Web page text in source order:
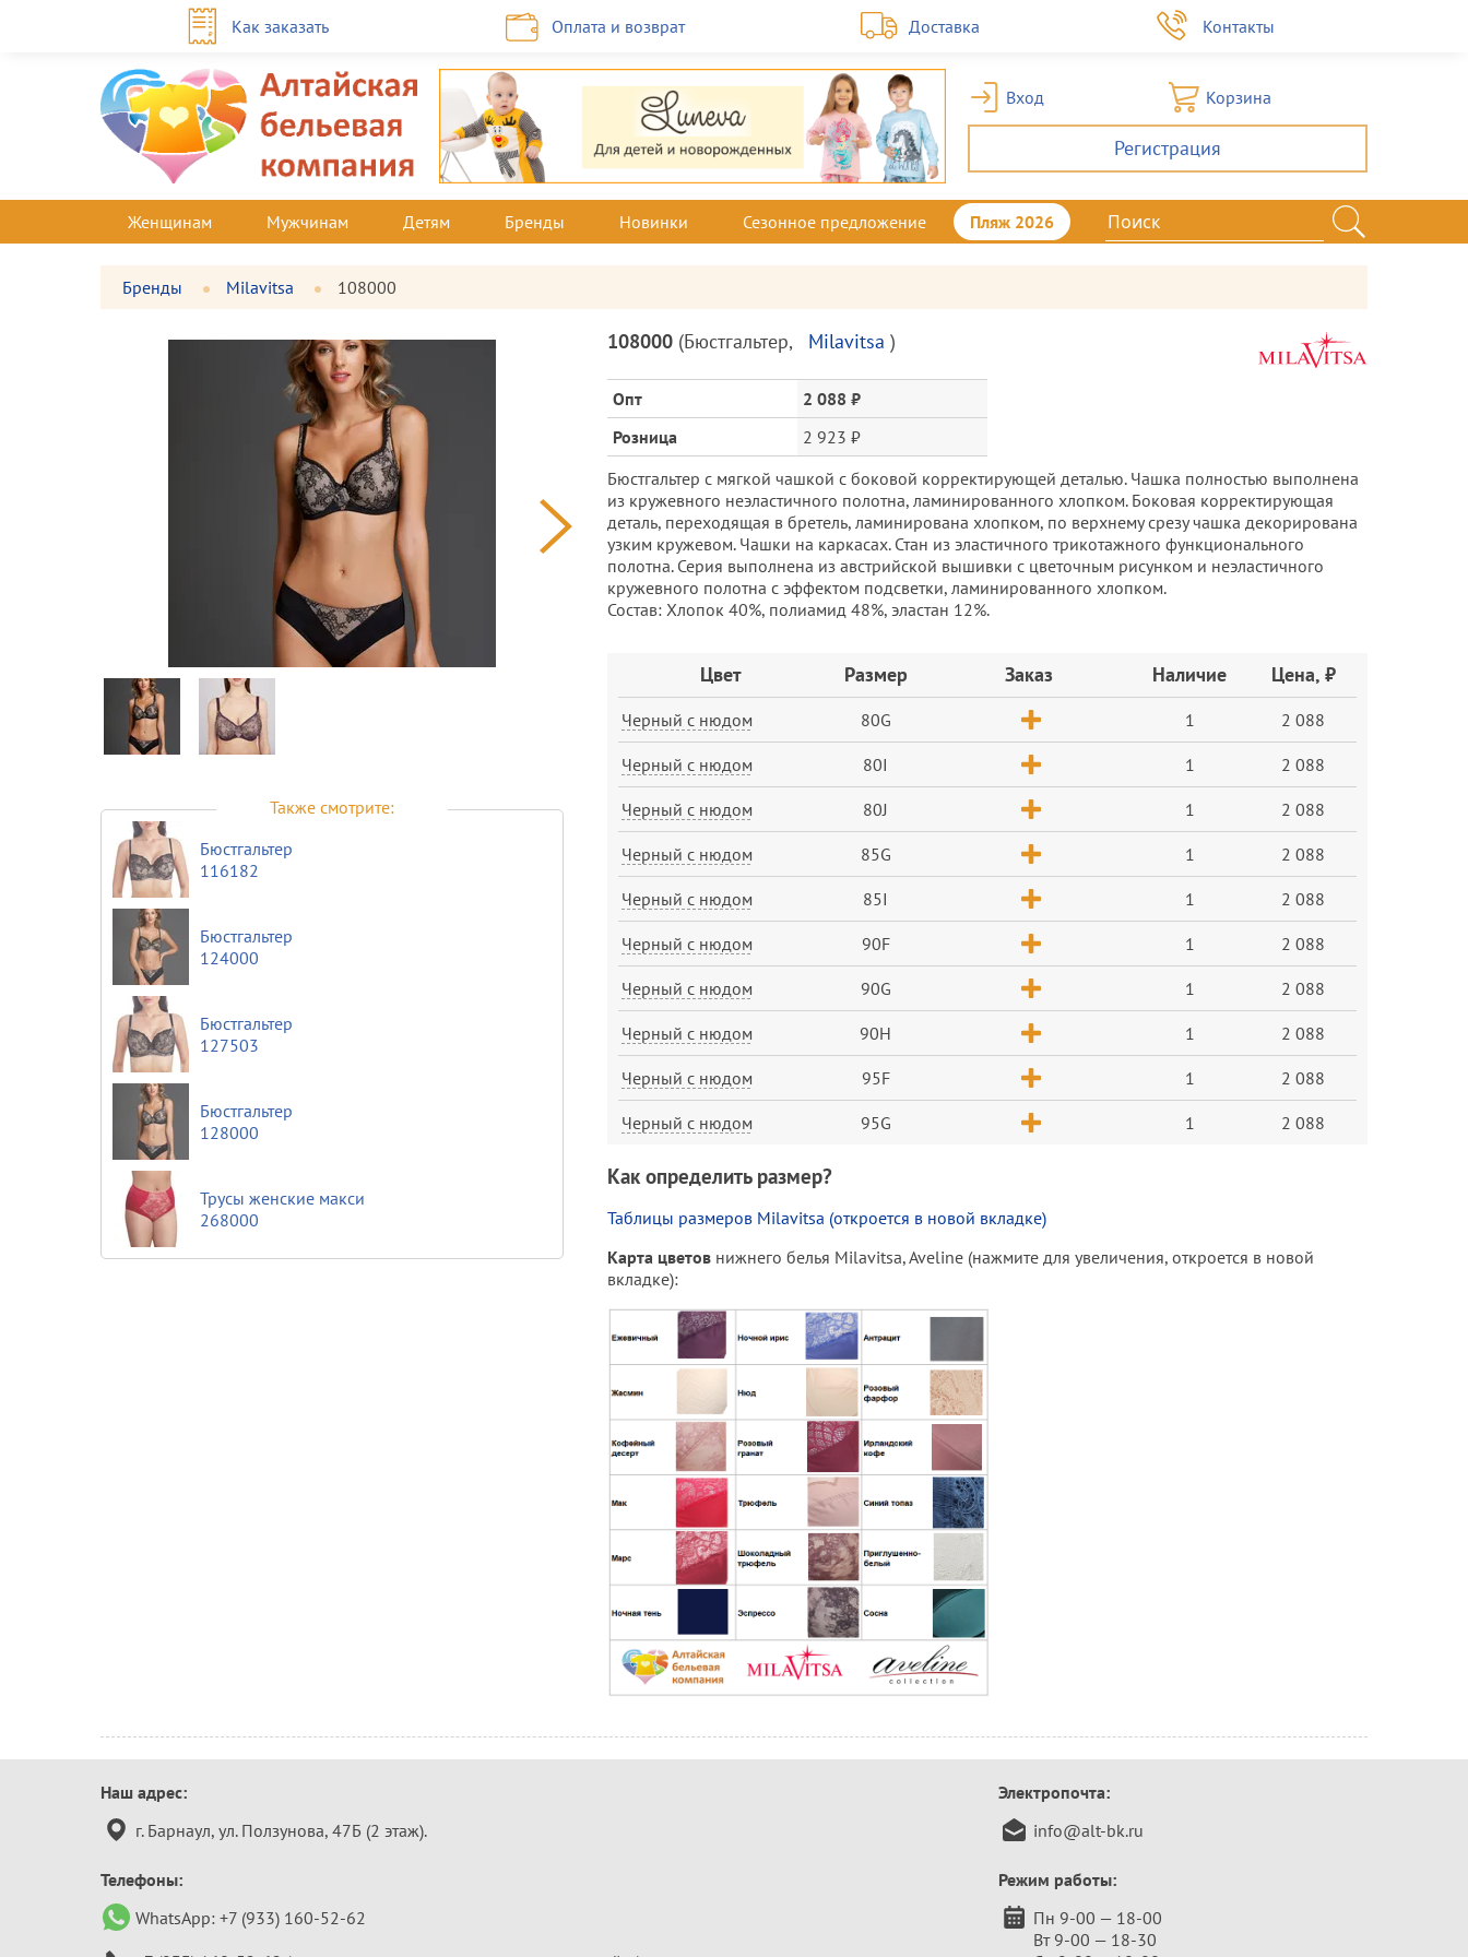
Как заказать Оплата и возврат Доставка Контакты
Вход Корзина
Регистрация
Женщинам Мужчинам Детям Бренды Новинки Сезонное предложение Пляж 2026
Бренды Milavitsa 108000
Фотографии
товара
Большая
Также смотрите:
Бюстгальтер
116182
Бюстгальтер
124000
Бюстгальтер
127503
Бюстгальтер
128000
Трусы женские макси
268000
Описание
товара
и
цена
108000 (Бюстгальтер, Milavitsa )
Опт
2 088 ₽
Розница
2 923 ₽
Бюстгальтер с мягкой чашкой с боковой корректирующей деталью. Чашка полностью выполнена
из кружевного неэластичного полотна, ламинированного хлопком. Боковая корректирующая
деталь, переходящая в бретель, ламинирована хлопком, по верхнему срезу чашка декорирована
узким кружевом. Чашки на каркасах. Стан из эластичного трикотажного функционального
полотна. Серия выполнена из австрийской вышивки с цветочным рисунком и неэластичного
кружевного полотна с эффектом подсветки, ламинированного хлопком.
Состав: Хлопок 40%, полиамид 48%, эластан 12%.
Цвет Размер Заказ Наличие Цена, ₽
Черный с нюдом 80G 1 2 088
Черный с нюдом 80I 1 2 088
Черный с нюдом 80J 1 2 088
Черный с нюдом 85G 1 2 088
Черный с нюдом 85I 1 2 088
Черный с нюдом 90F 1 2 088
Черный с нюдом 90G 1 2 088
Черный с нюдом 90H 1 2 088
Черный с нюдом 95F 1 2 088
Черный с нюдом 95G 1 2 088
Как определить размер?
Таблицы размеров Milavitsa (откроется в новой вкладке)
Карта цветов нижнего белья Milavitsa, Aveline (нажмите для увеличения, откроется в новой
вкладке):
Контактная
информация
Наш адрес:
г. Барнаул, ул. Ползунова, 47Б (2 этаж).
Телефоны:
WhatsApp: +7 (933) 160-52-62
Электропочта:
info@alt-bk.ru
Режим работы:
Пн 9-00 — 18-00
Вт 9-00 — 18-30